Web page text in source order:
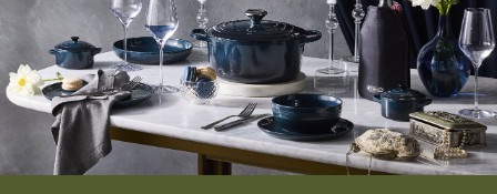
Caractéristiques Moulin à poivre Marseille Le Creuset
:
Couleur : Marseille (Bleu)
Hauteur : 21 cm
Moulin en plastique abs ultra résistant
Mécanisme en céramique